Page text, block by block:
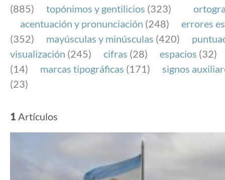
(885)
topónimos y gentilicios (323)
acentuación y pronunciación (248)
errores
(352)
mayúsculas y minúsculas (420)
visualización (245) cifras (28) espacios (32)
(14)
marcas tipográficas (171)
signos
(23)
1 Artículos